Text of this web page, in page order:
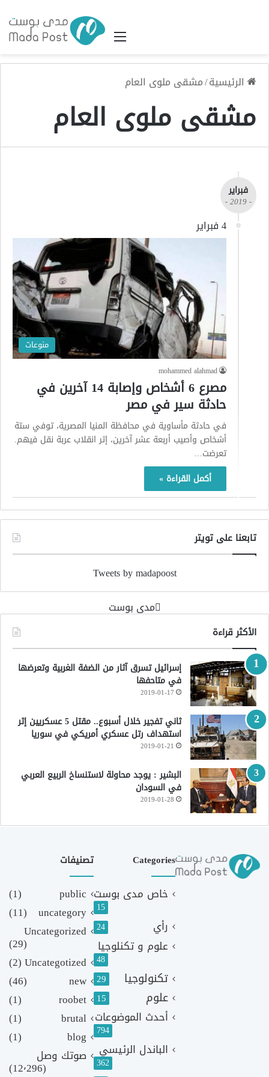
القائمة
الرئيسية/مشقى ملوى العام
مشقى ملوى العام
فبراير
- 2019 -
4 فبراير
منوعات
mohammed alahmad
مصرع 6 أشخاص وإصابة 14 آخرين في
حادثة سير في مصر
في حادثة مأساوية في محافظة المنيا المصرية، توفي ستة
أشخاص وأصيب أربعة عشر آخرين، إثر انقلاب عربة نقل فيهم.
تعرضت…
أكمل القراءة »
تابعنا على تويتر
Tweets by madapoost
‏مدى بوست‏
الأكثر قراءة
إسرائيل تسرق آثار من الضفة الغربية وتعرضها
في متاحفها
2019-01-17
ثاني تفجير خلال أسبوع.. مقتل 5 عسكريين إثر
استهداف رتل عسكري أمريكي في سوريا
2019-01-21
البشير : يوجد محاولة لاستنساخ الربيع العربي
في السودان
2019-01-28
Categories
خاص مدى بوست
15
رأي 24
علوم و تكنلوجيا
48
تكنولوجيا 29
علوم 15
أحدث الموضوعات
794
الباندل الرئيسي
362
تصنيفات
public
(1)
uncategory
(11)
Uncategorized
(29)
Uncategotized
(2)
new
(46)
roobet
(1)
brutal
(1)
blog
(1)
صوتك وصل
(12٬296)